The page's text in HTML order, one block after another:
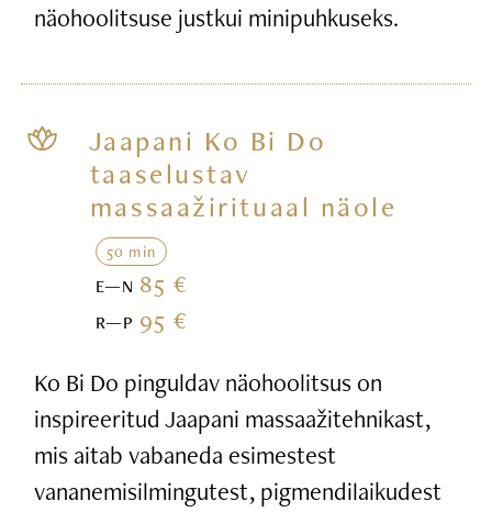
näohoolitsuse justkui minipuhkuseks.
Jaapani Ko Bi Do
taaselustav
massaažirituaal näole
50 min
E—N 85 €
R—P 95 €
Ko Bi Do pinguldav näohoolitsus on
inspireeritud Jaapani massaažitehnikast,
mis aitab vabaneda esimestest
vananemisilmingutest, pigmendilaikudest